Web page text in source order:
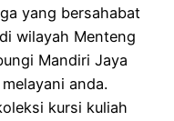
yang bersahabat
wilayah Menteng
Mandiri Jaya
anda.
kursi kuliah